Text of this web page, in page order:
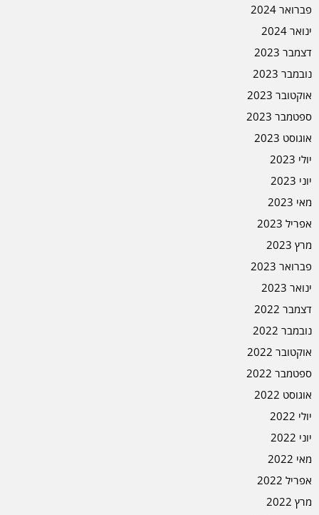
פברואר 2024
ינואר 2024
דצמבר 2023
נובמבר 2023
אוקטובר 2023
ספטמבר 2023
אוגוסט 2023
יולי 2023
יוני 2023
מאי 2023
אפריל 2023
מרץ 2023
פברואר 2023
ינואר 2023
דצמבר 2022
נובמבר 2022
אוקטובר 2022
ספטמבר 2022
אוגוסט 2022
יולי 2022
יוני 2022
מאי 2022
אפריל 2022
מרץ 2022